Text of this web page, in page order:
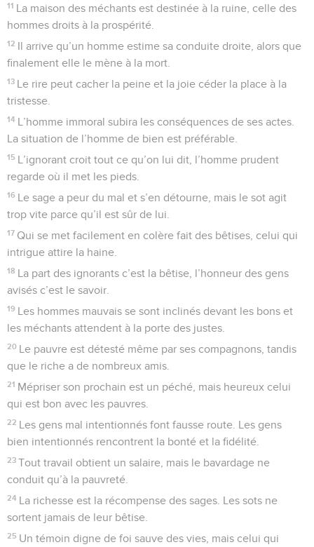
11 La maison des méchants est destinée à la ruine, celle des
hommes droits à la prospérité.
12 Il arrive qu’un homme estime sa conduite droite, alors que
finalement elle le mène à la mort.
13 Le rire peut cacher la peine et la joie céder la place à la
tristesse.
14 L’homme immoral subira les conséquences de ses actes.
La situation de l’homme de bien est préférable.
15 L’ignorant croit tout ce qu’on lui dit, l’homme prudent
regarde où il met les pieds.
16 Le sage a peur du mal et s’en détourne, mais le sot agit
trop vite parce qu’il est sûr de lui.
17 Qui se met facilement en colère fait des bêtises, celui qui
intrigue attire la haine.
18 La part des ignorants c’est la bêtise, l’honneur des gens
avisés c’est le savoir.
19 Les hommes mauvais se sont inclinés devant les bons et
les méchants attendent à la porte des justes.
20 Le pauvre est détesté même par ses compagnons, tandis
que le riche a de nombreux amis.
21 Mépriser son prochain est un péché, mais heureux celui
qui est bon avec les pauvres.
22 Les gens mal intentionnés font fausse route. Les gens
bien intentionnés rencontrent la bonté et la fidélité.
23 Tout travail obtient un salaire, mais le bavardage ne
conduit qu’à la pauvreté.
24 La richesse est la récompense des sages. Les sots ne
sortent jamais de leur bêtise.
25 Un témoin digne de foi sauve des vies, mais celui qui